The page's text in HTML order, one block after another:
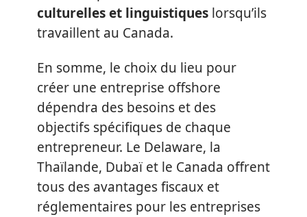
culturelles et linguistiques lorsqu’ils
travaillent au Canada.
En somme, le choix du lieu pour
créer une entreprise offshore
dépendra des besoins et des
objectifs spécifiques de chaque
entrepreneur. Le Delaware, la
Thaïlande, Dubaï et le Canada offrent
tous des avantages fiscaux et
réglementaires pour les entreprises